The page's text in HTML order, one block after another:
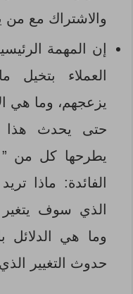
والاشتراك مع من
إن المهمة
العملاء بتخيل
يزعجهم، وما هي
حتى يحدث هذا
يطرحها كل من ”
الفائدة: ماذا
الذي سوف يتغير
وما هي الدلائل
حدوث التغيير